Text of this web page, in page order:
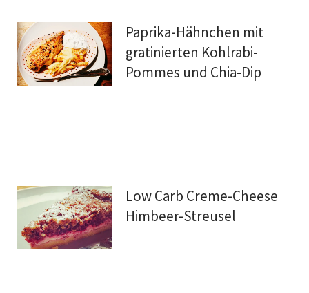
Paprika-Hähnchen mit
gratinierten Kohlrabi-
Pommes und Chia-Dip
Low Carb Creme-Cheese
Himbeer-Streusel